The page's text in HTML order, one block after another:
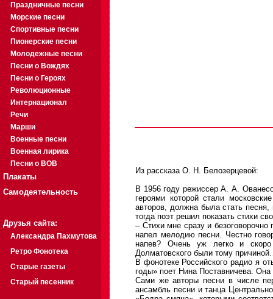
Праздничные песни
Морские песни
Спортивные песни
Пионерские песни
Молодежные песни
Песни о Вождях
Песни о Героях
Революционные
Интернационал
Речи
Марши
Военные песни
Военная лирика
Песни о ВОВ
Плакаты
Самодеятельность
Друзья сайта:
Александра Пахмутова
Ретро Фонотека
Старые газеты
Старый песенник
Из рассказа О. Н. Белозерцевой:
В 1956 году режиссер А. А.
героями которой стали
авторов, должна была стать песня,
тогда поэт решил показать стихи
– Стихи мне сразу и
напел мелодию песни. Честно
напев? Очень уж легко и скоро
Долматовского были тому
В фонотеке Российского радио я
годы» поет Нина Поставничева.
Сами же авторы песни в числе
ансамбль песни и танца